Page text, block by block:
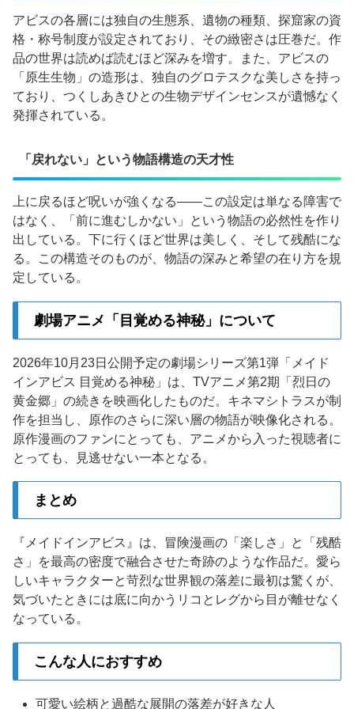
アビスの各層には独自の生態系、遺物の種類、探窟家の資
格・称号制度が設定されており、その緻密さは圧巻だ。作
品の世界は読めば読むほど深みを増す。また、アビスの
「原生生物」の造形は、独自のグロテスクな美しさを持っ
ており、つくしあきひとの生物デザインセンスが遺憾なく
発揮されている。
「戻れない」という物語構造の天才性
上に戻るほど呪いが強くなる——この設定は単なる障害で
はなく、「前に進むしかない」という物語の必然性を作り
出している。下に行くほど世界は美しく、そして残酷にな
る。この構造そのものが、物語の深みと希望の在り方を規
定している。
劇場アニメ「目覚める神秘」について
2026年10月23日公開予定の劇場シリーズ第1弾「メイド
インアビス 目覚める神秘」は、TVアニメ第2期「烈日の
黄金郷」の続きを映画化したものだ。キネマシトラスが制
作を担当し、原作のさらに深い層の物語が映像化される。
原作漫画のファンにとっても、アニメから入った視聴者に
とっても、見逃せない一本となる。
まとめ
『メイドインアビス』は、冒険漫画の「楽しさ」と「残酷
さ」を最高の密度で融合させた奇跡のような作品だ。愛ら
しいキャラクターと苛烈な世界観の落差に最初は驚くが、
気づいたときには底に向かうリコとレグから目が離せなく
なっている。
こんな人におすすめ
可愛い絵柄と過酷な展開の落差が好きな人